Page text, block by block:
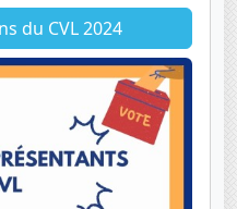
du CVL 2024